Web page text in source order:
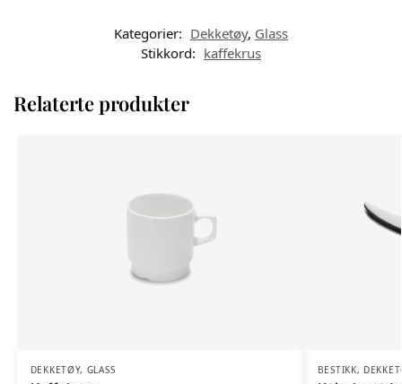
Kategorier: Dekketøy, Glass
Stikkord: kaffekrus
Relaterte produkter
DEKKETØY, GLASS BESTIKK,